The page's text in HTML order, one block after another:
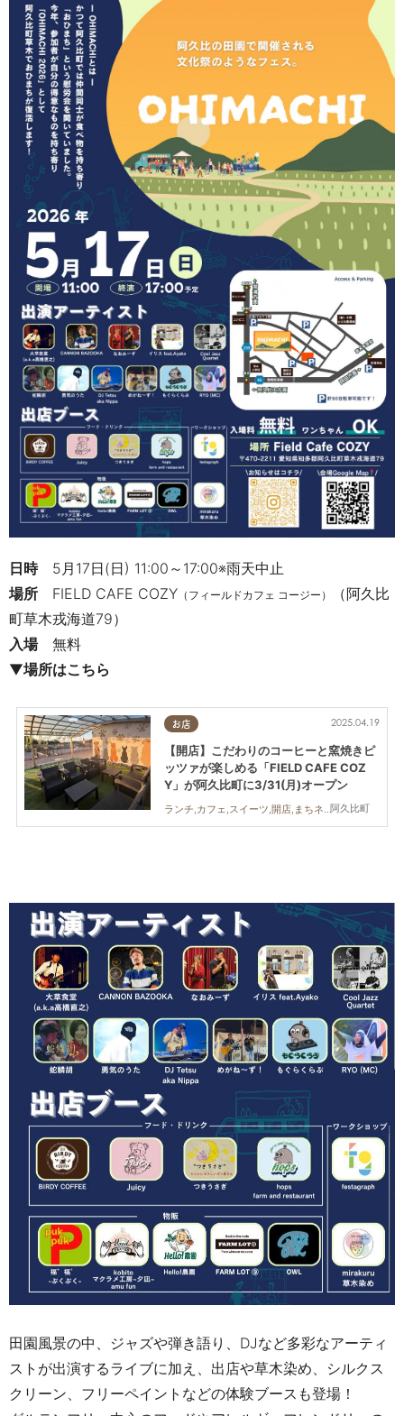
日時5月17日(日) 11:00～17:00※雨天中止
場所 FIELD CAFE COZY （フィールドカフェ コージー）
（阿久比
町草木戎海道79）
入場無料
▼場所はこちら
お店
阿久比町
2025.04.19
【開店】こだわりのコーヒーと窯焼きピ
ッツァが楽しめる「FIELD CAFE COZ
Y」が阿久比町に3/31(月)オープン
ランチ,カフェ,スイーツ,開店,まちネタ,ペット
田園風景の中、ジャズや弾き語り、DJなど多彩なアーティ
ストが出演するライブに加え、出店や草木染め、シルクス
クリーン、フリーペイントなどの体験ブースも登場！